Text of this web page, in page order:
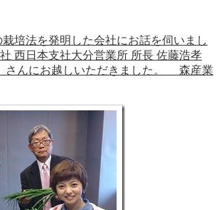
培法を発明した会社にお話を伺いまし
西日本支社大分営業所 所長 佐藤浩孝
さんにお越しいただきました。 森産業